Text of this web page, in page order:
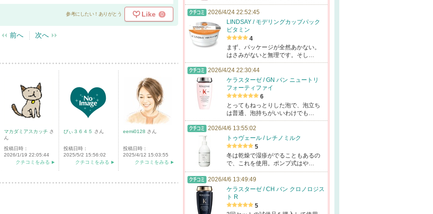
参考にしたい！ありがとう Like 0
前へ 次へ
マカダミアスカッチ さ
ん
投稿日時：
2026/1/19 22:05:44
クチコミをみる
ぴぃ３６４５ さん
投稿日時：
2025/5/2 15:56:02
クチコミをみる
eemi0128 さん
投稿日時：
2025/4/12 15:03:55
クチコミをみる
2026/4/24 22:52:45
LINDSAY / モデリングカップパック
ビタミン
4
まず、パッケージが全然あかない。
はさみがないと無理です。そし…
2026/4/24 22:30:44
ケラスターゼ / GN バン ニュートリ
フォーティファイ
6
とってもねっとりした泡で、泡立ち
は普通、泡持ちがいいわけでも…
2026/4/6 13:55:02
トゥヴェール / レチノミルク
5
冬は乾燥で湿疹がでることもあるの
で、これを使用。ポンプ式はや…
2026/4/6 13:49:49
ケラスターゼ / CH バン クロノロジス
ト R
5